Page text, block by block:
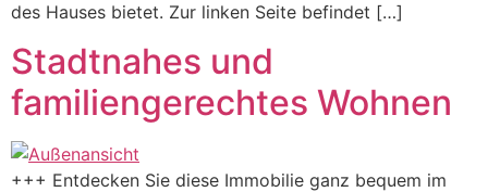
des Hauses bietet. Zur linken Seite befindet […]
Stadtnahes und
familiengerechtes Wohnen
+++ Entdecken Sie diese Immobilie ganz bequem im